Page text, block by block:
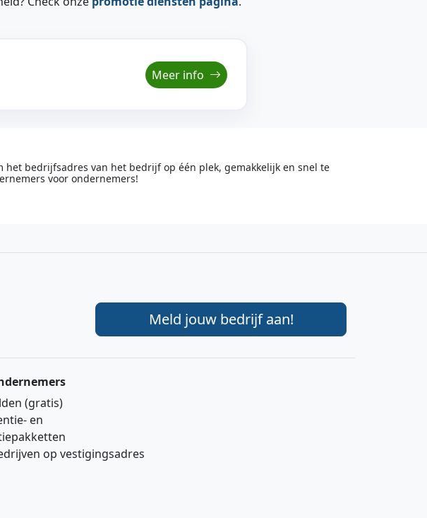
Meer info
bedrijfsadres van het bedrijf op één plek, gemakkelijk en snel te
voor ondernemers!
Meld jouw bedrijf aan!
(gratis)
en
op vestigingsadres